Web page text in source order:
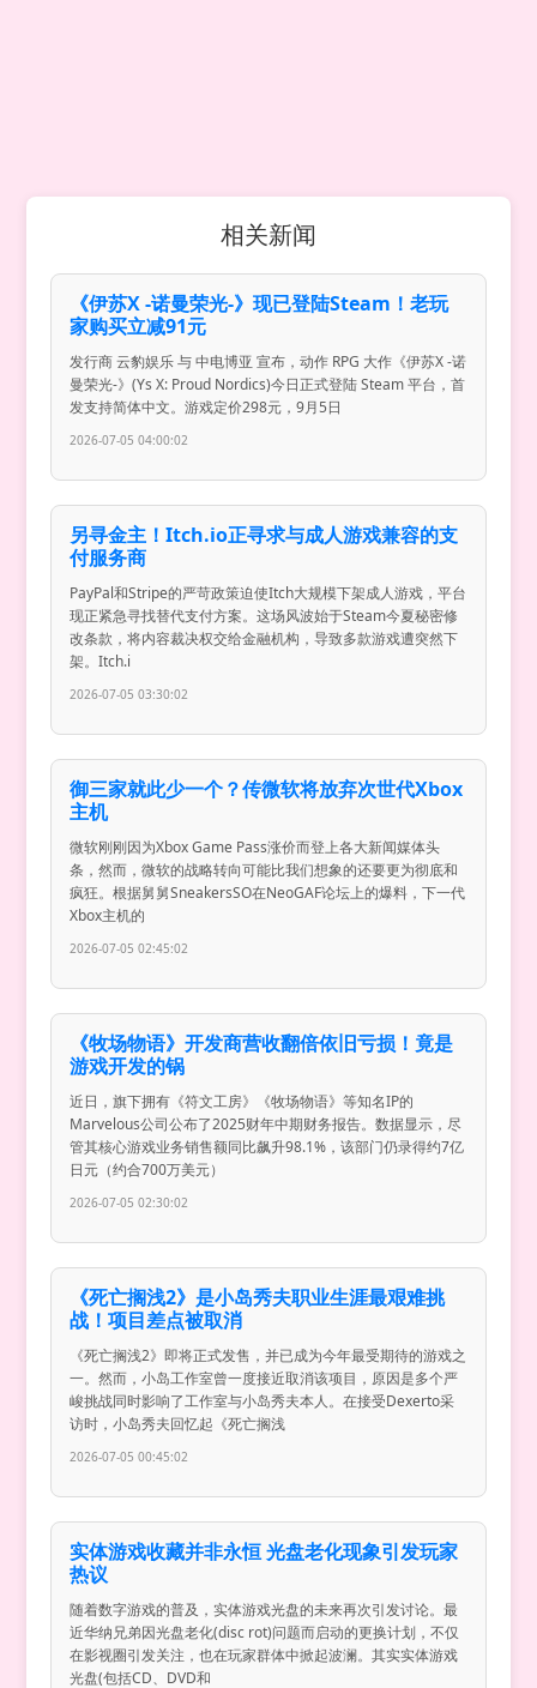
相关新闻
《伊苏X -诺曼荣光-》现已登陆Steam！老玩
家购买立减91元
发行商 云豹娱乐 与 中电博亚 宣布，动作 RPG 大作《伊苏X -诺
曼荣光-》(Ys X: Proud Nordics)今日正式登陆 Steam 平台，首
发支持简体中文。游戏定价298元，9月5日
2026-07-05 04:00:02
另寻金主！Itch.io正寻求与成人游戏兼容的支
付服务商
PayPal和Stripe的严苛政策迫使Itch大规模下架成人游戏，平台
现正紧急寻找替代支付方案。这场风波始于Steam今夏秘密修
改条款，将内容裁决权交给金融机构，导致多款游戏遭突然下
架。Itch.i
2026-07-05 03:30:02
御三家就此少一个？传微软将放弃次世代Xbox
主机
微软刚刚因为Xbox Game Pass涨价而登上各大新闻媒体头
条，然而，微软的战略转向可能比我们想象的还要更为彻底和
疯狂。根据舅舅SneakersSO在NeoGAF论坛上的爆料，下一代
Xbox主机的
2026-07-05 02:45:02
《牧场物语》开发商营收翻倍依旧亏损！竟是
游戏开发的锅
近日，旗下拥有《符文工房》《牧场物语》等知名IP的
Marvelous公司公布了2025财年中期财务报告。数据显示，尽
管其核心游戏业务销售额同比飙升98.1%，该部门仍录得约7亿
日元（约合700万美元）
2026-07-05 02:30:02
《死亡搁浅2》是小岛秀夫职业生涯最艰难挑
战！项目差点被取消
《死亡搁浅2》即将正式发售，并已成为今年最受期待的游戏之
一。然而，小岛工作室曾一度接近取消该项目，原因是多个严
峻挑战同时影响了工作室与小岛秀夫本人。在接受Dexerto采
访时，小岛秀夫回忆起《死亡搁浅
2026-07-05 00:45:02
实体游戏收藏并非永恒 光盘老化现象引发玩家
热议
随着数字游戏的普及，实体游戏光盘的未来再次引发讨论。最
近华纳兄弟因光盘老化(disc rot)问题而启动的更换计划，不仅
在影视圈引发关注，也在玩家群体中掀起波澜。其实实体游戏
光盘(包括CD、DVD和